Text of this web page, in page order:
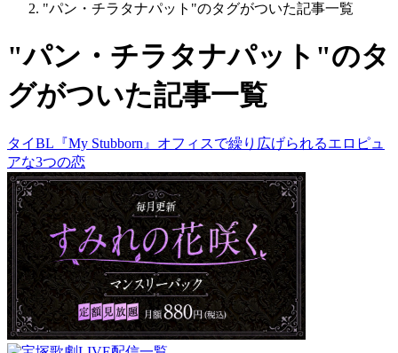
"パン・チラタナパット"のタグがついた記事一覧
"パン・チラタナパット"のタ
グがついた記事一覧
タイBL『My Stubborn』オフィスで繰り広げられるエロピュ
アな3つの恋